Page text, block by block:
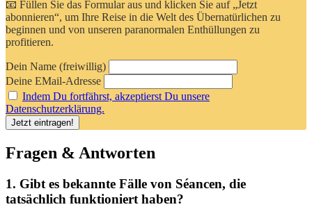
📧 Füllen Sie das Formular aus und klicken Sie auf „Jetzt
abonnieren“, um Ihre Reise in die Welt des Übernatürlichen zu
beginnen und von unseren paranormalen Enthüllungen zu
profitieren.
Dein Name (freiwillig)
Deine EMail-Adresse
Indem Du fortfährst, akzeptierst Du unsere
Datenschutzerklärung.
Fragen & Antworten
1. Gibt es bekannte Fälle von Séancen, die
tatsächlich funktioniert haben?